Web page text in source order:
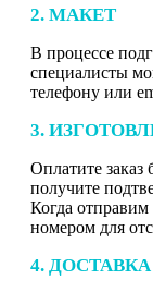
2. МАКЕТ
В процессе
специалисты
телефону или
3.
Оплатите заказ
получите
Когда отправим
номером для
4.